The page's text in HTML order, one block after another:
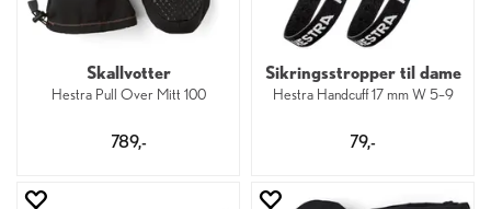
Skallvotter
Hestra Pull Over Mitt 100
789,-
Sikringsstropper til dame
Hestra Handcuff 17 mm W 5–9
79,-